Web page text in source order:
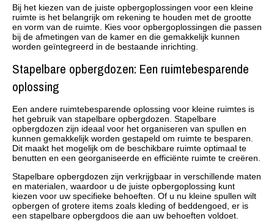
Bij het kiezen van de juiste opbergoplossingen voor een kleine
ruimte is het belangrijk om rekening te houden met de grootte
en vorm van de ruimte. Kies voor opbergoplossingen die passen
bij de afmetingen van de kamer en die gemakkelijk kunnen
worden geïntegreerd in de bestaande inrichting.
Stapelbare opbergdozen: Een ruimtebesparende
oplossing
Een andere ruimtebesparende oplossing voor kleine ruimtes is
het gebruik van stapelbare opbergdozen. Stapelbare
opbergdozen zijn ideaal voor het organiseren van spullen en
kunnen gemakkelijk worden gestapeld om ruimte te besparen.
Dit maakt het mogelijk om de beschikbare ruimte optimaal te
benutten en een georganiseerde en efficiënte ruimte te creëren.
Stapelbare opbergdozen zijn verkrijgbaar in verschillende maten
en materialen, waardoor u de juiste opbergoplossing kunt
kiezen voor uw specifieke behoeften. Of u nu kleine spullen wilt
opbergen of grotere items zoals kleding of beddengoed, er is
een stapelbare opbergdoos die aan uw behoeften voldoet.